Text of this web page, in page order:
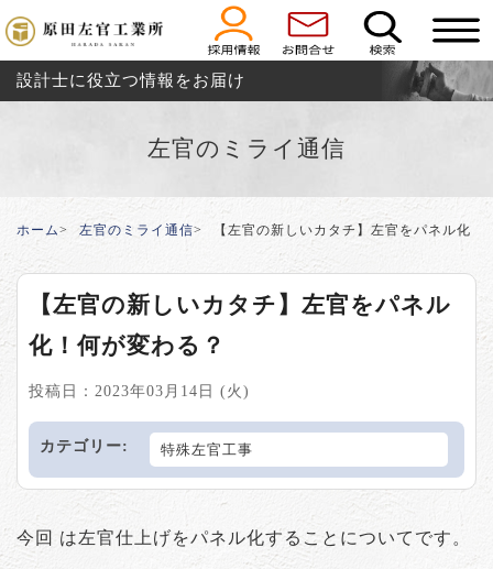
設計士に役立つ情報をお届け
左官のミライ通信
ホーム 左官のミライ通信 【左官の新しいカタチ】左官をパネル化！
【左官の新しいカタチ】左官をパネル
化！何が変わる？
投稿日：2023年03月14日 (火)
カテゴリー: 特殊左官工事
今回 は左官仕上げをパネル化することについてです。